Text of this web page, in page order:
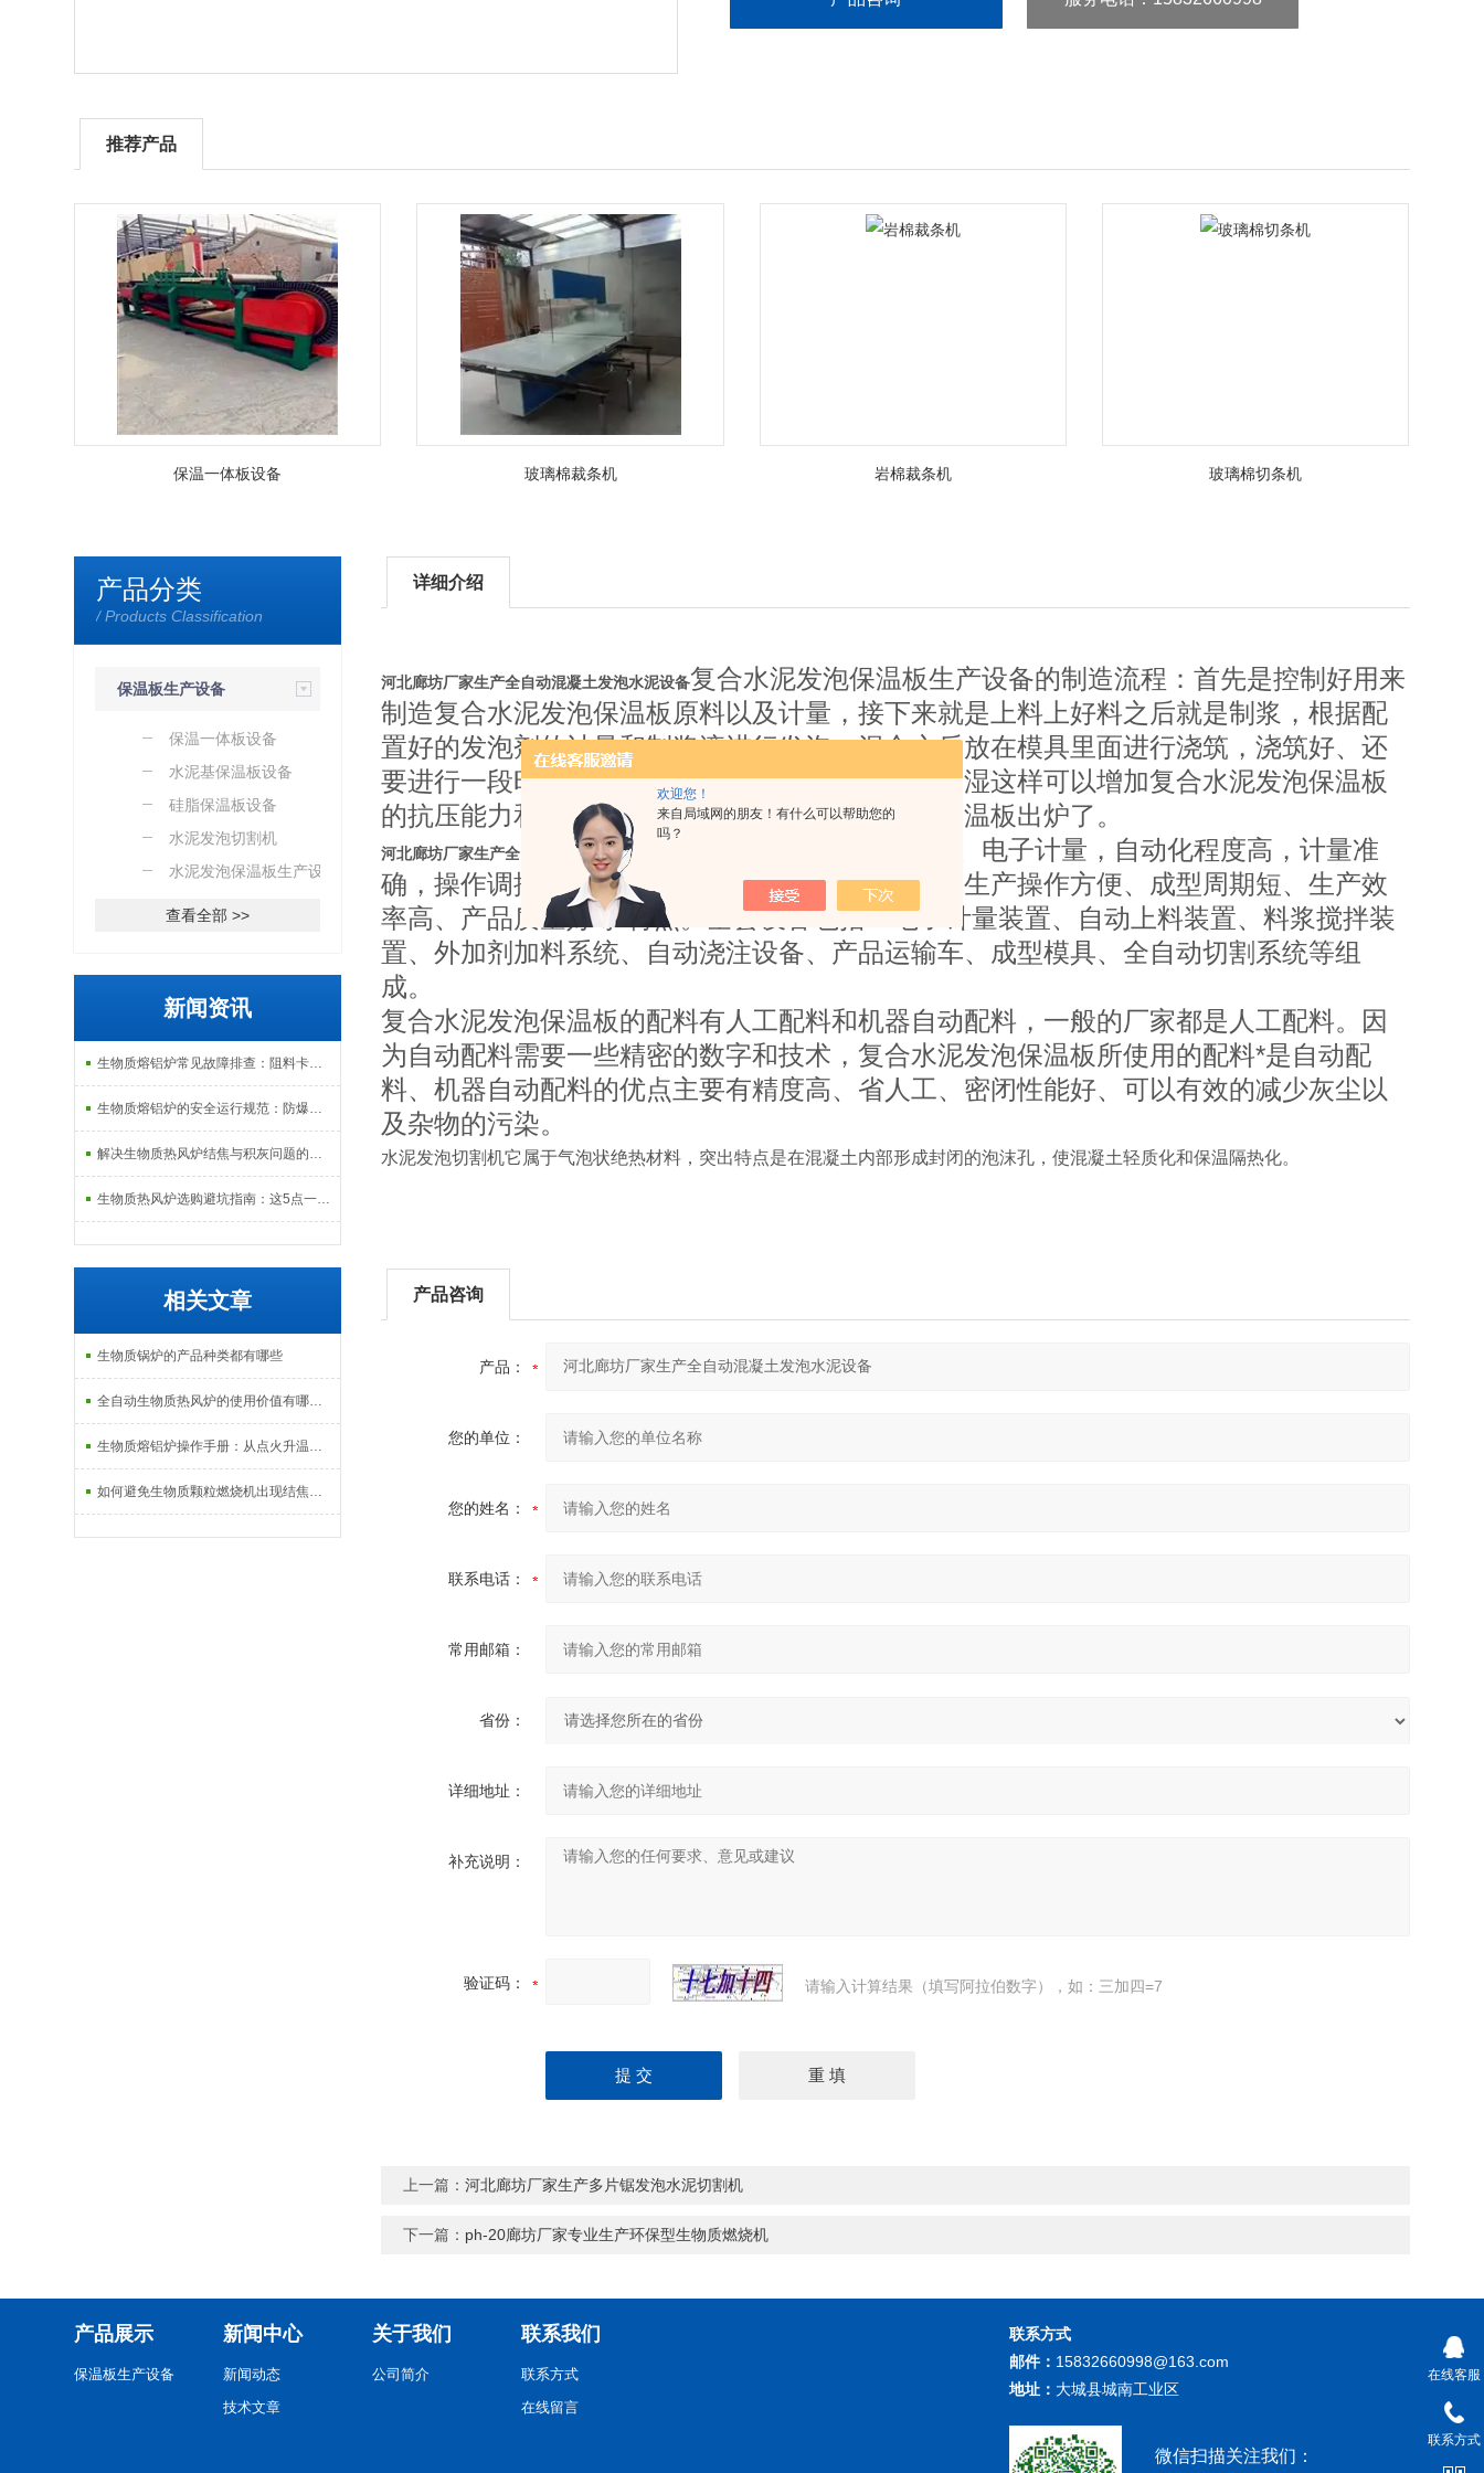
欢迎您！
来自局域网的朋友！有什么可以帮助您的
吗？
推荐产品
保温一体板设备 玻璃棉裁条机 岩棉裁条机 玻璃棉切条机
产品分类
/ Products Classification
保温板生产设备
保温一体板设备
水泥基保温板设备
硅脂保温板设备
水泥发泡切割机
水泥发泡保温板生产设备
查看全部 >>
新闻资讯
生物质熔铝炉常见故障排查：阻料卡料、火嘴结焦与烟气排放异常的处理
生物质熔铝炉的安全运行规范：防爆、防泄漏与应急处理机制
解决生物质热风炉结焦与积灰问题的关键技术路径探讨
生物质热风炉选购避坑指南：这5点一定要注意
相关文章
生物质锅炉的产品种类都有哪些
全自动生物质热风炉的使用价值有哪些？
生物质熔铝炉操作手册：从点火升温到铝液保温的全流程
如何避免生物质颗粒燃烧机出现结焦积灰？
详细介绍
河北廊坊厂家生产全自动混凝土发泡水泥设备复合水泥发泡保温板生产设备的制造流程：首先是控制好用来
制造复合水泥发泡保温板原料以及计量，接下来就是上料上好料之后就是制浆，根据配
置好的发泡剂的计量和制浆液进行发泡，混合之后放在模具里面进行浇筑，浇筑好、还
要进行一段时间的养护切割，到后在进行适当的保湿这样可以增加复合水泥发泡保温板
的抗压能力和保温防火性能就这样复合水泥发泡保温板出炉了。
河北廊坊厂家生产全自动混凝土发泡水泥设备
该生产线采用自动配料、电子计量，自动化程度高，计量准
确，操作调控精准；成型设备具有结构设计合理、生产操作方便、成型周期短、生产效
率高、产品质量好等 特点。全套设备包括：电子计量装置、自动上料装置、料浆搅拌装
置、外加剂加料系统、自动浇注设备、产品运输车、成型模具、全自动切割系统等组
成。
复合水泥发泡保温板的配料有人工配料和机器自动配料，一般的厂家都是人工配料。因
为自动配料需要一些精密的数字和技术，复合水泥发泡保温板所使用的配料*是自动配
料、机器自动配料的优点主要有精度高、省人工、密闭性能好、可以有效的减少灰尘以
及杂物的污染。
水泥发泡切割机它属于气泡状绝热材料，突出特点是在混凝土内部形成封闭的泡沫孔，使混凝土轻质化和保温隔热化。
产品咨询
产品：
您的单位：
您的姓名：
联系电话：
常用邮箱：
省份：
详细地址：
补充说明：
验证码： 请输入计算结果（填写阿拉伯数字），如：三加四=7
上一篇：河北廊坊厂家生产多片锯发泡水泥切割机
下一篇： ph-20廊坊厂家专业生产环保型生物质燃烧机
产品展示
保温板生产设备
新闻中心
新闻动态
技术文章
关于我们
公司简介
联系我们
联系方式
在线留言
联系方式
邮件： 15832660998@163.com
地址： 大城县城南工业区
微信扫描关注我们：
在线客服
联系方式